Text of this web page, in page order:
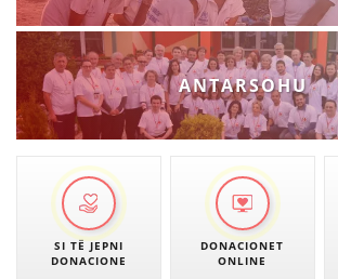
ANTARSOHU
SI TË JEPNI
DONACIONE
DONACIONET
ONLINE